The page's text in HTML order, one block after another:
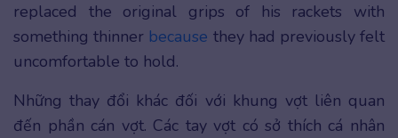
replaced the original grips of his rackets with
something thinner because they had previously felt
uncomfortable to hold.
Những thay đổi khác đối với khung vợt liên quan
đến phần cán vợt. Các tay vợt có sở thích cá nhân